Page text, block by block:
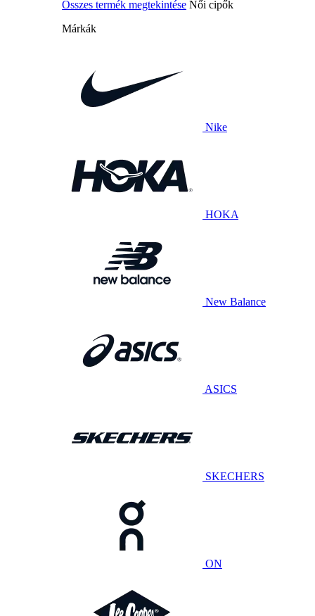
Összes termék megtekintése Női cipők
Márkák
Nike
HOKA
New Balance
ASICS
SKECHERS
ON